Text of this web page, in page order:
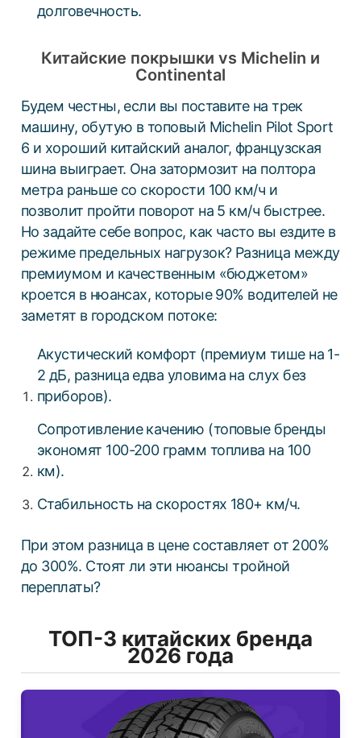
долговечность.
Китайские покрышки vs Michelin и
Continental
Будем честны, если вы поставите на трек
машину, обутую в топовый Michelin Pilot Sport
6 и хороший китайский аналог, французская
шина выиграет. Она затормозит на полтора
метра раньше со скорости 100 км/ч и
позволит пройти поворот на 5 км/ч быстрее.
Но задайте себе вопрос, как часто вы ездите в
режиме предельных нагрузок? Разница между
премиумом и качественным «бюджетом»
кроется в нюансах, которые 90% водителей не
заметят в городском потоке:
Акустический комфорт (премиум тише на 1-
2 дБ, разница едва уловима на слух без
приборов).
Сопротивление качению (топовые бренды
экономят 100-200 грамм топлива на 100
км).
Стабильность на скоростях 180+ км/ч.
При этом разница в цене составляет от 200%
до 300%. Стоят ли эти нюансы тройной
переплаты?
ТОП-3 китайских бренда
2026 года